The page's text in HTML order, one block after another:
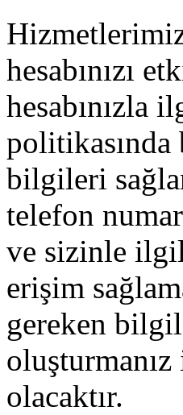
hesabınızı
bilgileri
telefon
ve sizinle
erişim
gereken
oluşturmanız
olacaktır.